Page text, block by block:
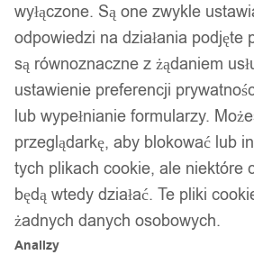
wyłączone. Są one zwykle
odpowiedzi na działania podjęte
są równoznaczne z żądaniem
ustawienie preferencji
lub wypełnianie formularzy.
przeglądarkę, aby blokować lub
tych plikach cookie, ale niektóre
będą wtedy działać. Te pliki
żadnych danych osobowych.
Analizy